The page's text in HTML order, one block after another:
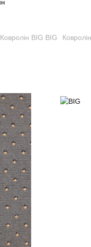
Ковролін BIG BIG